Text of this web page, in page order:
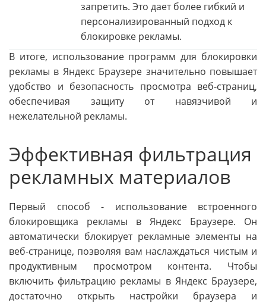
запретить. Это дает более гибкий и
персонализированный подход к
блокировке рекламы.
В итоге, использование программ для блокировки
рекламы в Яндекс Браузере значительно повышает
удобство и безопасность просмотра веб-страниц,
обеспечивая защиту от навязчивой и
нежелательной рекламы.
Эффективная фильтрация
рекламных материалов
Первый способ - использование встроенного
блокировщика рекламы в Яндекс Браузере. Он
автоматически блокирует рекламные элементы на
веб-странице, позволяя вам наслаждаться чистым и
продуктивным просмотром контента. Чтобы
включить фильтрацию рекламы в Яндекс Браузере,
достаточно открыть настройки браузера и